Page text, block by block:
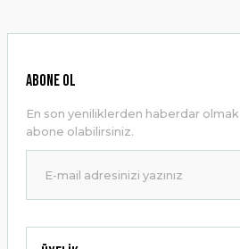
Ürün resmi kalitesiz, bozuk veya
Ürün bilgilerinde hatalar bulunuyor.
Ürün fiyatı diğer sitelerden daha
Bu ürüne benzer farklı alternatifler
ABONE OL
En son yeniliklerden haberdar
abone olabilirsiniz.